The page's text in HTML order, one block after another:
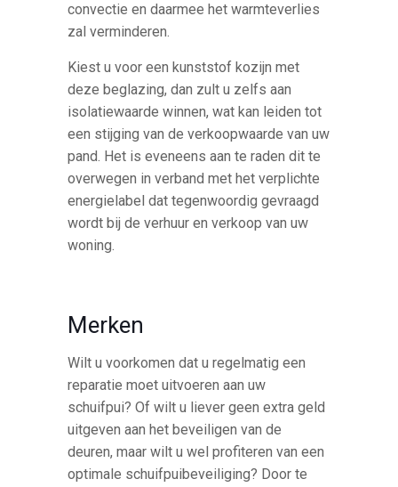
convectie en daarmee het warmteverlies
zal verminderen.
Kiest u voor een kunststof kozijn met
deze beglazing, dan zult u zelfs aan
isolatiewaarde winnen, wat kan leiden tot
een stijging van de verkoopwaarde van uw
pand. Het is eveneens aan te raden dit te
overwegen in verband met het verplichte
energielabel dat tegenwoordig gevraagd
wordt bij de verhuur en verkoop van uw
woning.
Merken
Wilt u voorkomen dat u regelmatig een
reparatie moet uitvoeren aan uw
schuifpui? Of wilt u liever geen extra geld
uitgeven aan het beveiligen van de
deuren, maar wilt u wel profiteren van een
optimale schuifpuibeveiliging? Door te